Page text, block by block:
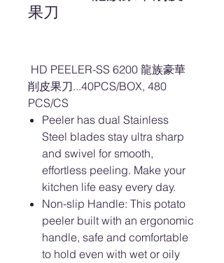
果刀
HD PEELER-SS 6200 龍族豪華
削皮果刀...40PCS/BOX, 480
PCS/CS
Peeler has dual Stainless
Steel blades stay ultra sharp
and swivel for smooth,
effortless peeling. Make your
kitchen life easy every day.
Non-slip Handle: This potato
peeler built with an ergonomic
handle, safe and comfortable
to hold even with wet or oily